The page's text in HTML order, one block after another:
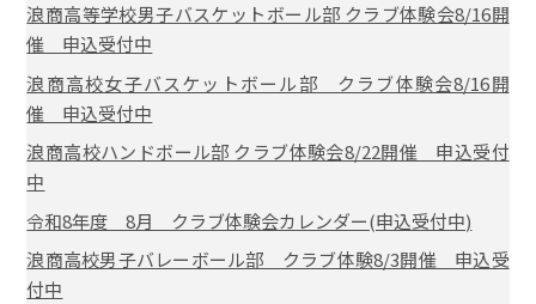
浪商高等学校男子バスケットボール部 クラブ体験会8/16開
催 申込受付中
浪商高校女子バスケットボール部 クラブ体験会8/16開
催 申込受付中
浪商高校ハンドボール部 クラブ体験会8/22開催 申込受付
中
令和8年度 8月 クラブ体験会カレンダー(申込受付中)
浪商高校男子バレーボール部 クラブ体験8/3開催 申込受
付中